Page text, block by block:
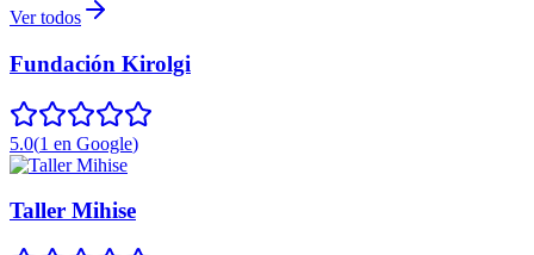
Ver todos
Fundación Kirolgi
5.0(1 en Google)
Taller Mihise